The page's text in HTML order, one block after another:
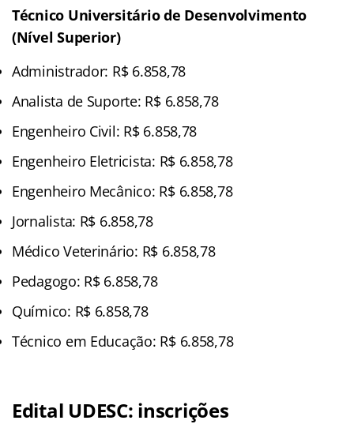
Técnico Universitário de Desenvolvimento
(Nível Superior)
Administrador: R$ 6.858,78
Analista de Suporte: R$ 6.858,78
Engenheiro Civil: R$ 6.858,78
Engenheiro Eletricista: R$ 6.858,78
Engenheiro Mecânico: R$ 6.858,78
Jornalista: R$ 6.858,78
Médico Veterinário: R$ 6.858,78
Pedagogo: R$ 6.858,78
Químico: R$ 6.858,78
Técnico em Educação: R$ 6.858,78
Edital UDESC: inscrições